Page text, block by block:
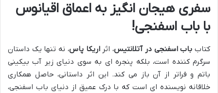
سفری هیجان انگیز به اعماق اقیانوس
با باب اسفنجی!
کتاب باب اسفنجی در آتلانتیس، اثراریکا پاس، نه تنها یک داستان
سرگرم کننده است، بلکه پنجره ای به سوی دنیای زیر آب بیکینی
باتم و فراتر از آن باز می کند. این اثر داستانی، حاصل همکاری
خلاقانه نویسنده ای است که با درک عمیق از دنیای باب اسفنجی،